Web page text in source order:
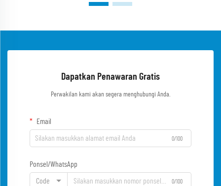
Dapatkan Penawaran Gratis
Perwakilan kami akan segera menghubungi Anda.
Email
0/100
Ponsel/WhatsApp
Code 0/100